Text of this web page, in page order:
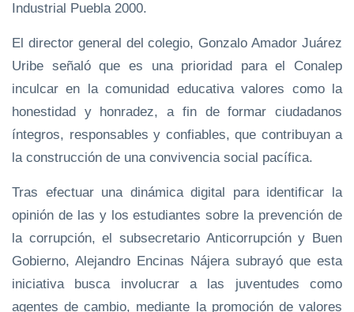
Industrial Puebla 2000.
El director general del colegio, Gonzalo Amador Juárez
Uribe señaló que es una prioridad para el Conalep
inculcar en la comunidad educativa valores como la
honestidad y honradez, a fin de formar ciudadanos
íntegros, responsables y confiables, que contribuyan a
la construcción de una convivencia social pacífica.
Tras efectuar una dinámica digital para identificar la
opinión de las y los estudiantes sobre la prevención de
la corrupción, el subsecretario Anticorrupción y Buen
Gobierno, Alejandro Encinas Nájera subrayó que esta
iniciativa busca involucrar a las juventudes como
agentes de cambio, mediante la promoción de valores